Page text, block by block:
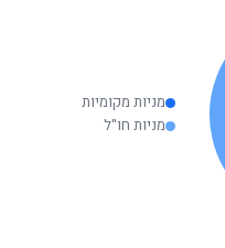
מניות מקומיות
מניות חו"ל